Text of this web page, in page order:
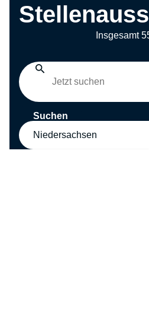
Insgesamt
Suchen
Niedersachsen